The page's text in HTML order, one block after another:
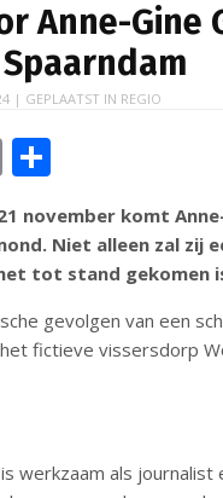
Anne-Gine
| GEPLAATST IN REGIO
E
m
ai
l
e
n
november komt
Niet alleen zal zij
tot stand gekomen
gevolgen van een
fictieve vissersdorp
werkzaam als